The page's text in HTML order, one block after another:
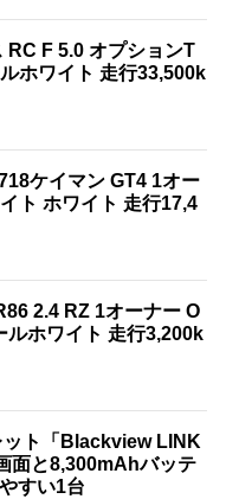
RC F 5.0 オプションT
ホワイト 走行33,500k
ケイマン GT4 1オー
ト ホワイト 走行17,4
2.4 RZ 1オーナー O
ホワイト 走行3,200k
ト「Blackview LINK
面と8,300mAhバッテ
すい1台